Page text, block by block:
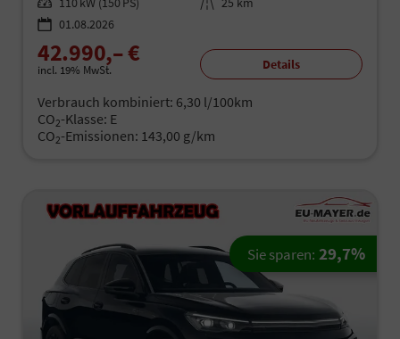
01.08.2026
42.990,– €
incl. 19% MwSt. Details
Verbrauch kombiniert: 6,30 l/100km
CO2-Klasse: E
CO2-Emissionen: 143,00 g/km
Sie sparen: 29,7%